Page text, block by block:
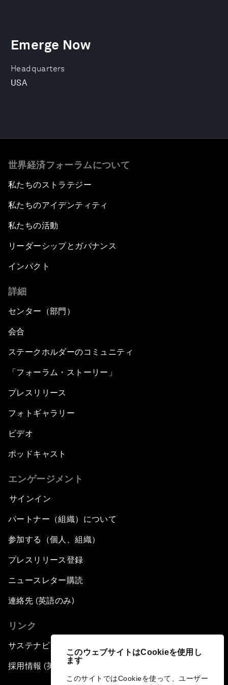
このウェブサイトはCookieを使用し
ます
このサイトではCookieを使って、ユーザー
Headquarters
USA
Emerge Now
世界経済フォーラムについて
私たちのストラテジー
私たちのアイデンティティ
私たちの活動
リーダーシップとガバナンス
インパクト
詳細
センター（部門）
会合
ステークホルダーのコミュニティ
「フォーラム・ストーリー」
プレスリリース
フォトギャラリー
ビデオ
ポッドキャスト
エンゲージメント
サインイン
パートナー（組織）について
参加する（個人、組織）
プレスリリース登録
ニュースレター購読
連絡先 (英語のみ)
リンク
サステナビリティへの取り組み
採用情報 (英語のみ)